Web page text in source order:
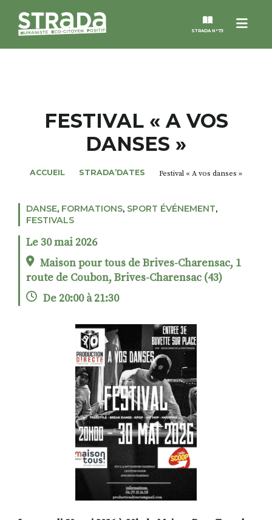
Menu
STRADA N°73
MAGAZINES
NOS THÈMES
ALTER STRADA
S'INSCRIRE À LA NEWSLETTER
FACEBOOKINSTAGRAM
LINKEDINYOUTUBE
FESTIVAL « A VOS
DANSES »
ACCUEIL STRADA’DATES Festival « A vos danses »
DANSE, FORMATIONS, SPORT ÉVÉNEMENT,
FESTIVALS
Le 30 mai 2026
Maison pour tous de Brives-Charensac, 1
route de Coubon, Brives-Charensac (43)
De 20:00 à 21:30